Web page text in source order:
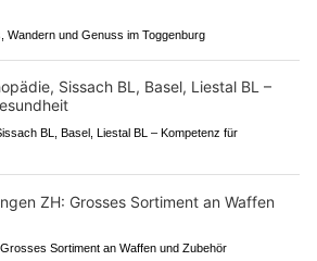
Wandern und Genuss im Toggenburg
BL, Basel, Liestal BL – Kompetenz für
Sortiment an Waffen und Zubehör